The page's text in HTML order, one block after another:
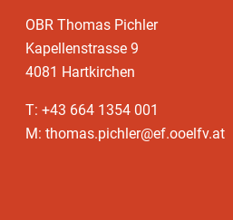
OBR Thomas Pichler
Kapellenstrasse 9
4081 Hartkirchen
T: +43 664 1354 001
M: thomas.pichler@ef.ooelfv.at